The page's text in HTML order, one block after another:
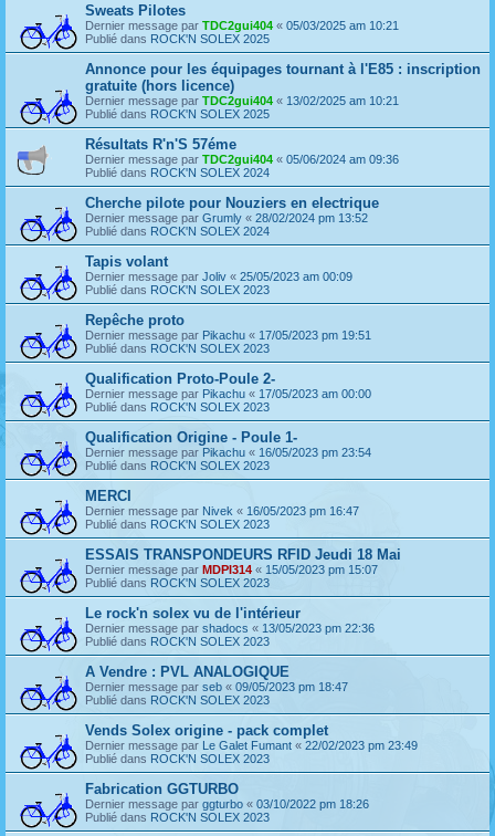
Sweats Pilotes
Dernier message par TDC2gui404 « 05/03/2025 am 10:21
Publié dans ROCK'N SOLEX 2025
Annonce pour les équipages tournant à l'E85 : inscription
gratuite (hors licence)
Dernier message par TDC2gui404 « 13/02/2025 am 10:21
Publié dans ROCK'N SOLEX 2025
Résultats R'n'S 57éme
Dernier message par TDC2gui404 « 05/06/2024 am 09:36
Publié dans ROCK'N SOLEX 2024
Cherche pilote pour Nouziers en electrique
Dernier message par Grumly « 28/02/2024 pm 13:52
Publié dans ROCK'N SOLEX 2024
Tapis volant
Dernier message par Joliv « 25/05/2023 am 00:09
Publié dans ROCK'N SOLEX 2023
Repêche proto
Dernier message par Pikachu « 17/05/2023 pm 19:51
Publié dans ROCK'N SOLEX 2023
Qualification Proto-Poule 2-
Dernier message par Pikachu « 17/05/2023 am 00:00
Publié dans ROCK'N SOLEX 2023
Qualification Origine - Poule 1-
Dernier message par Pikachu « 16/05/2023 pm 23:54
Publié dans ROCK'N SOLEX 2023
MERCI
Dernier message par Nivek « 16/05/2023 pm 16:47
Publié dans ROCK'N SOLEX 2023
ESSAIS TRANSPONDEURS RFID Jeudi 18 Mai
Dernier message par MDPI314 « 15/05/2023 pm 15:07
Publié dans ROCK'N SOLEX 2023
Le rock'n solex vu de l'intérieur
Dernier message par shadocs « 13/05/2023 pm 22:36
Publié dans ROCK'N SOLEX 2023
A Vendre : PVL ANALOGIQUE
Dernier message par seb « 09/05/2023 pm 18:47
Publié dans ROCK'N SOLEX 2023
Vends Solex origine - pack complet
Dernier message par Le Galet Fumant « 22/02/2023 pm 23:49
Publié dans ROCK'N SOLEX 2023
Fabrication GGTURBO
Dernier message par ggturbo « 03/10/2022 pm 18:26
Publié dans ROCK'N SOLEX 2023